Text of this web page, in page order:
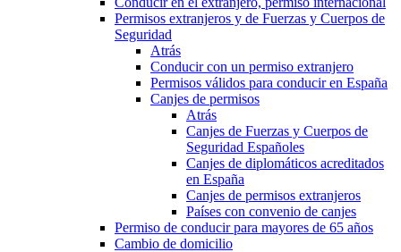
Permisos extranjeros y de Fuerzas y Cuerpos de
Seguridad
Atrás
Conducir con un permiso extranjero
Permisos válidos para conducir en España
Canjes de permisos
Atrás
Canjes de Fuerzas y Cuerpos de
Seguridad Españoles
Canjes de diplomáticos acreditados
en España
Canjes de permisos extranjeros
Países con convenio de canjes
Permiso de conducir para mayores de 65 años
Cambio de domicilio